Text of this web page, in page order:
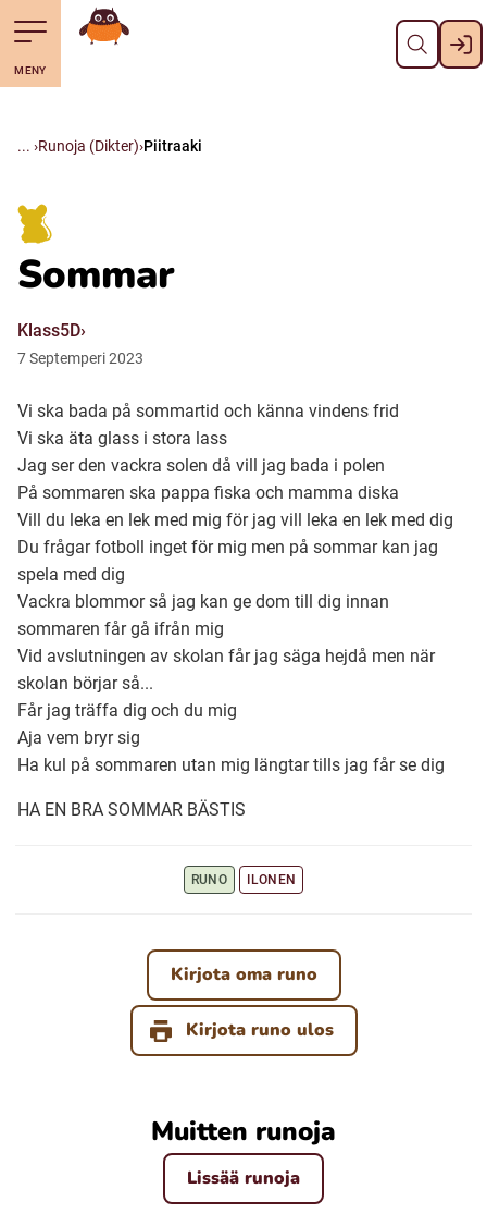
Till navigering av sidans innehåll
Till övergripande innehåll för webbplatsen Pane kiini
Suomi (Finska)
Julevsámegiella (Lulesamiska)
Åarjelsaemiengïele (Sydsamiska)
Davvisámegiella (Nordsamiska)
Bidumsámegiella (Pitesamiska)
Ubmejesámiengiälla (Umesamiska)
Kaale (Romska)
Arli (Romska)
Resanderomani (Romska)
Kelderash (Romska)
MENY
Mene starttisivule
Runoja (Dikter) Piitraaki
Sommar
Klass5D
7Septemperi2023
Vi ska bada på sommartid och känna vindens frid
Vi ska äta glass i stora lass
Jag ser den vackra solen då vill jag bada i polen
På sommaren ska pappa fiska och mamma diska
Vill du leka en lek med mig för jag vill leka en lek med dig
Du frågar fotboll inget för mig men på sommar kan jag
spela med dig
Vackra blommor så jag kan ge dom till dig innan
sommaren får gå ifrån mig
Vid avslutningen av skolan får jag säga hejdå men när
skolan börjar så...
Får jag träffa dig och du mig
Aja vem bryr sig
Ha kul på sommaren utan mig längtar tills jag får se dig
HA EN BRA SOMMAR BÄSTIS
RUNO ILONEN
Kirjota oma runo
Kirjota runo ulos
Muitten runoja
Lissää runoja